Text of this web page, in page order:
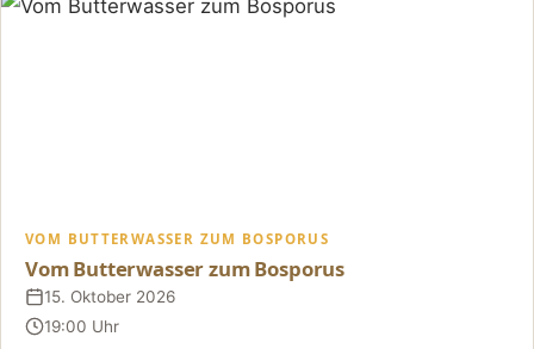
VOM BUTTERWASSER ZUM BOSPORUS
Vom Butterwasser zum Bosporus
Datum
15. Oktober 2026
Uhrzeit
19:00 Uhr